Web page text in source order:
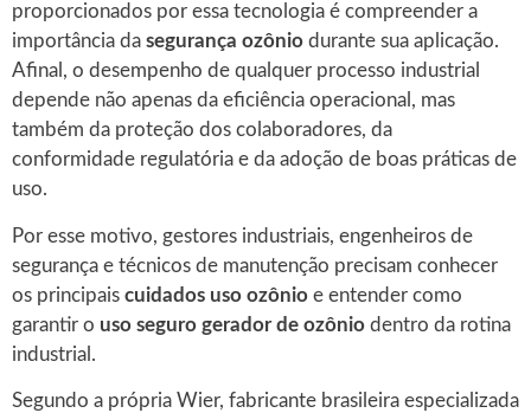
proporcionados por essa tecnologia é compreender a
importância da segurança ozônio durante sua aplicação.
Afinal, o desempenho de qualquer processo industrial
depende não apenas da eficiência operacional, mas
também da proteção dos colaboradores, da
conformidade regulatória e da adoção de boas práticas de
uso.
Por esse motivo, gestores industriais, engenheiros de
segurança e técnicos de manutenção precisam conhecer
os principais cuidados uso ozônio e entender como
garantir o uso seguro gerador de ozônio dentro da rotina
industrial.
Segundo a própria Wier, fabricante brasileira especializada